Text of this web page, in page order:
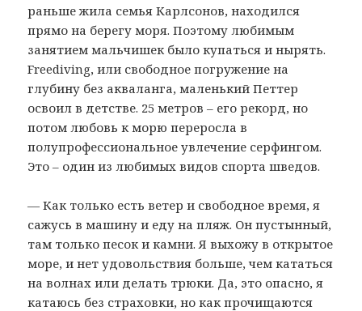
раньше жила семья Карлсонов, находился
прямо на берегу моря. Поэтому любимым
занятием мальчишек было купаться и нырять.
Freediving, или свободное погружение на
глубину без акваланга, маленький Петтер
освоил в детстве. 25 метров – его рекорд, но
потом любовь к морю переросла в
полупрофессиональное увлечение серфингом.
Это – один из любимых видов спорта шведов.
— Как только есть ветер и свободное время, я
сажусь в машину и еду на пляж. Он пустынный,
там только песок и камни. Я выхожу в открытое
море, и нет удовольствия больше, чем кататься
на волнах или делать трюки. Да, это опасно, я
катаюсь без страховки, но как прочищаются